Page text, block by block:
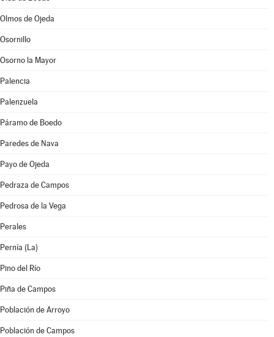
Olmos de Ojeda
Osornillo
Osorno la Mayor
Palencia
Palenzuela
Páramo de Boedo
Paredes de Nava
Payo de Ojeda
Pedraza de Campos
Pedrosa de la Vega
Perales
Pernía (La)
Pino del Río
Piña de Campos
Población de Arroyo
Población de Campos